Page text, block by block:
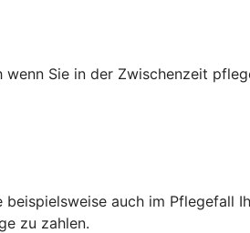
wenn Sie in der Zwischenzeit
auch im Pflegefall
zu zahlen.